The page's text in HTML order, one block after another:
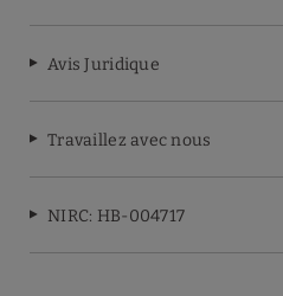
Avis Juridique
Travaillez avec nous
NIRC: HB-004717